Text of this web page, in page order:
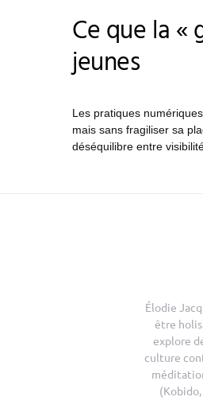
Ce que la «
jeunes
Les pratiques
mais sans fragiliser sa
déséquilibre entre
Élodie
être
explore
culture